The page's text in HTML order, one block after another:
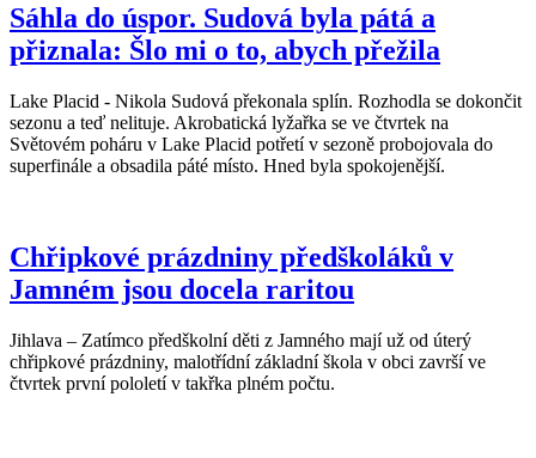
Sáhla do úspor. Sudová byla pátá a
přiznala: Šlo mi o to, abych přežila
Lake Placid - Nikola Sudová překonala splín. Rozhodla se dokončit
sezonu a teď nelituje. Akrobatická lyžařka se ve čtvrtek na
Světovém poháru v Lake Placid potřetí v sezoně probojovala do
superfinále a obsadila páté místo. Hned byla spokojenější.
Chřipkové prázdniny předškoláků v
Jamném jsou docela raritou
Jihlava – Zatímco předškolní děti z Jamného mají už od úterý
chřipkové prázdniny, malotřídní základní škola v obci završí ve
čtvrtek první pololetí v takřka plném počtu.